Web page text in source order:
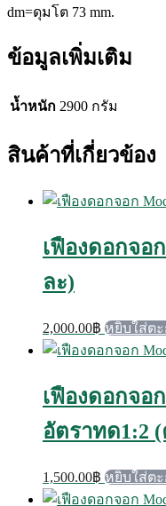
dm=ดุมโต 73 mm.
ข้อมูลเพิ่มเติม
น้ำหนัก 2900 กรัม
สินค้าที่เกี่ยวข้อง
เฟืองดอกจอ
ละ)
2,000.00฿ หยิบใส่ต
เฟืองดอกจอ
อัตราทด1:2
1,500.00฿ หยิบใส่ต